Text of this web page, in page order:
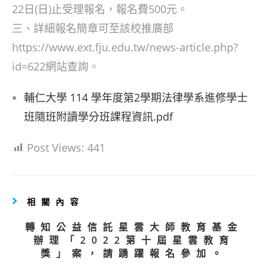
22日(日)止受理報名，報名費500元。
三、詳細報名簡章可至該校推廣部
https://www.ext.fju.edu.tw/news-article.php?
id=622網站查詢。
輔仁大學 114 學年度第2學期法律學系進修學士
班隨班附讀學分班課程資訊.pdf
Post Views: 441
相關內容
轉知公益信託星雲大師教育基金
辦理「2022第十屆星雲教育
獎」案，請踴躍報名參加。